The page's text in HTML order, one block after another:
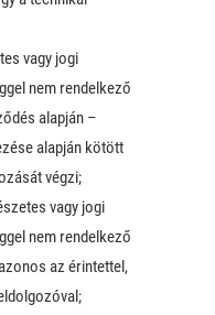
vagy jogi
nem rendelkező
alapján –
alapján kötött
végzi;
vagy jogi
nem rendelkező
az érintettel,